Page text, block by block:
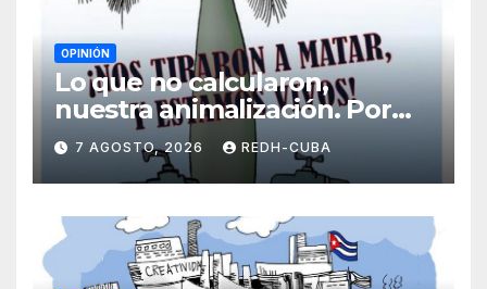
OPINIÓN
Lo que no calcularon,
nuestra animalización. Por
Laidi Fernández de Juan
7 AGOSTO, 2026 REDH-CUBA